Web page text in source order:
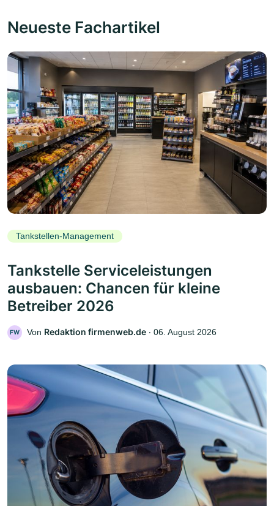
Neueste Fachartikel
Tankstellen-Management
Tankstelle Serviceleistungen
ausbauen: Chancen für kleine
Betreiber 2026
FW Von Redaktion firmenweb.de ‧ 06. August 2026